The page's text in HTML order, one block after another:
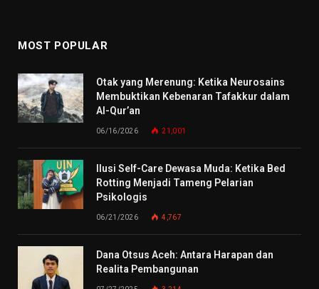
MOST POPULAR
Otak yang Merenung: Ketika Neurosains
Membuktikan Kebenaran Tafakkur dalam
Al-Qur’an
06/16/2026 21,001
Ilusi Self-Care Dewasa Muda: Ketika Bed
Rotting Menjadi Tameng Pelarian
Psikologis
06/21/2026 4,767
Dana Otsus Aceh: Antara Harapan dan
Realita Pembangunan